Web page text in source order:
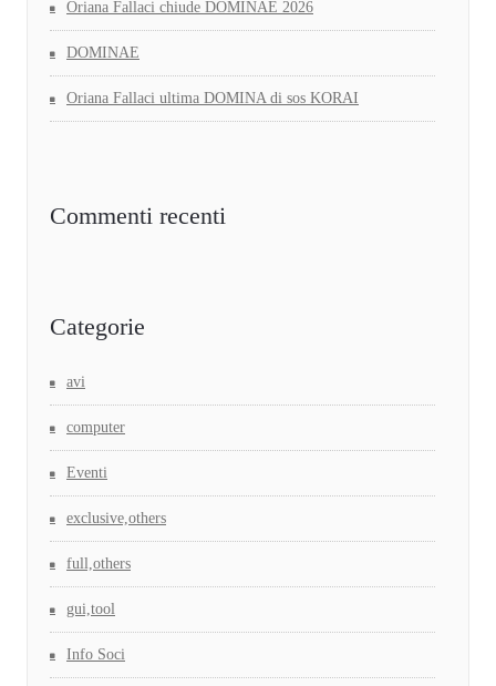
Oriana Fallaci chiude DOMINAE 2026
DOMINAE
Oriana Fallaci ultima DOMINA di sos KORAI
Commenti recenti
Categorie
avi
computer
Eventi
exclusive,others
full,others
gui,tool
Info Soci